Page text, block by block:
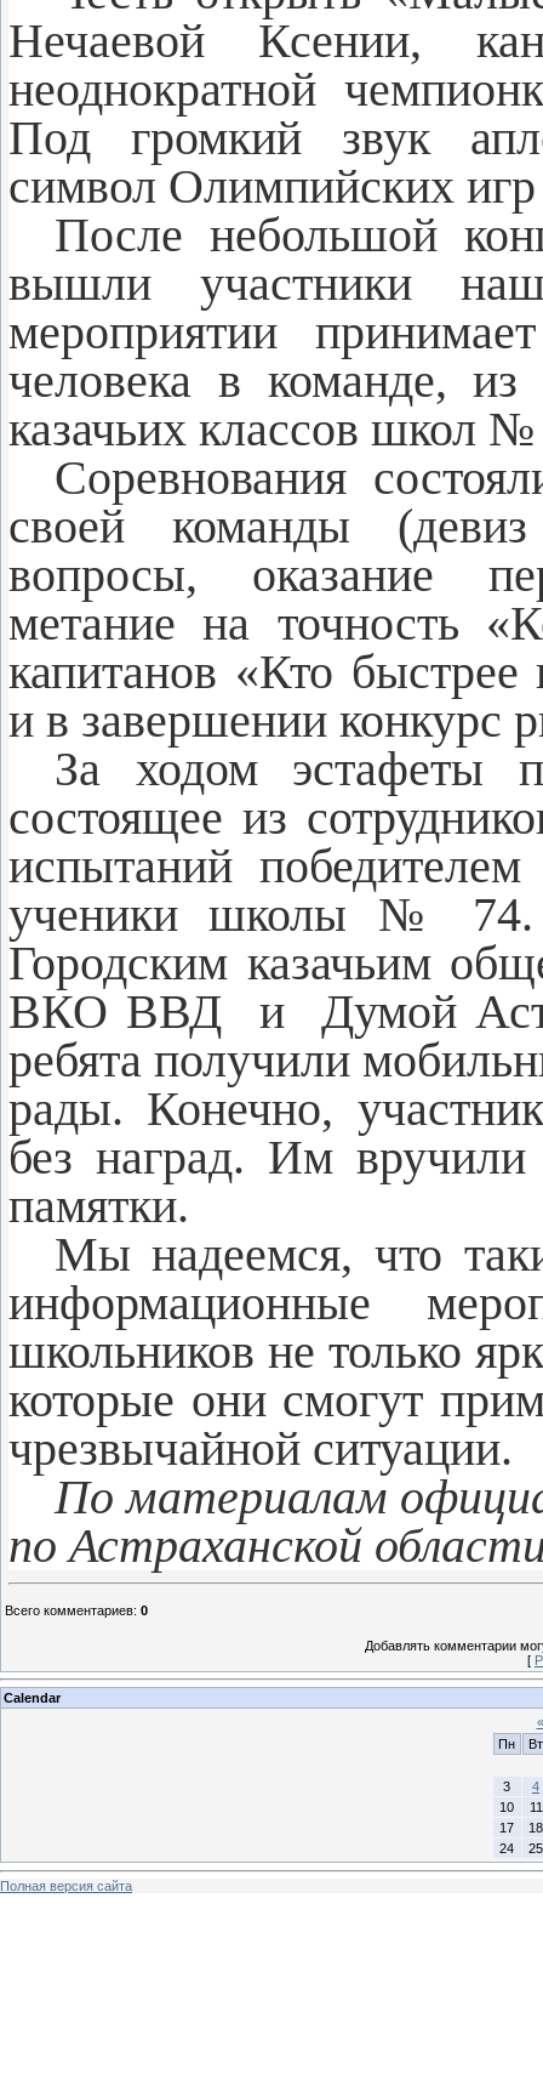
Нечаевой Ксении,
неоднократной
Под громкий звук
символ Олимпийских
После небольшой
вышли участники
мероприятии
человека в команде,
казачьих классов школ
Соревнования
своей команды
вопросы, оказание
метание на точность
капитанов «Кто
и в завершении конкурс
За ходом эстафеты
состоящее из
испытаний
ученики школы № 74.
Городским казачьим
ВКО ВВД и Думой
ребята получили
рады. Конечно,
без наград. Им
памятки.
Мы надеемся, что
информационные
школьников не только
которые они смогут
чрезвычайной ситуации.
По материалам
по Астраханской
Всего комментариев: 0
Добавлять комментарии
[
Calendar
«
Пн
Вт
3
4
10
11
17
18
24
25
Полная версия сайта